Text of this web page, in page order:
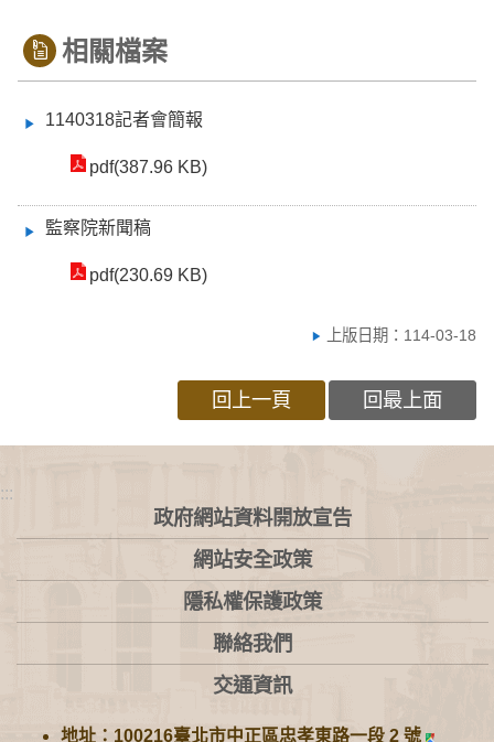
相關檔案
1140318記者會簡報
pdf(387.96 KB)
監察院新聞稿
pdf(230.69 KB)
上版日期：114-03-18
回上一頁 回最上面
:::
政府網站資料開放宣告
網站安全政策
隱私權保護政策
聯絡我們
交通資訊
地址：100216臺北市中正區忠孝東路一段 2 號